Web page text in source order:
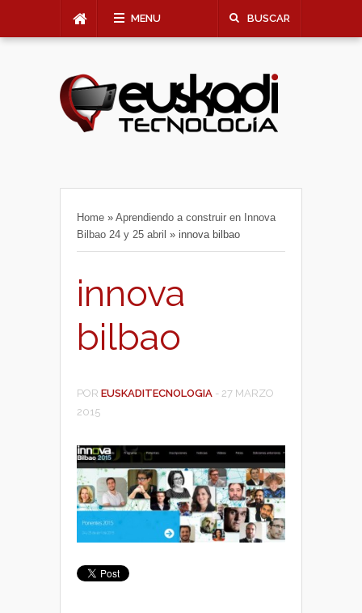
MENU BUSCAR
Home » Aprendiendo a construir en Innova
Bilbao 24 y 25 abril » innova bilbao
innova
bilbao
POR EUSKADITECNOLOGIA - 27 MARZO
2015